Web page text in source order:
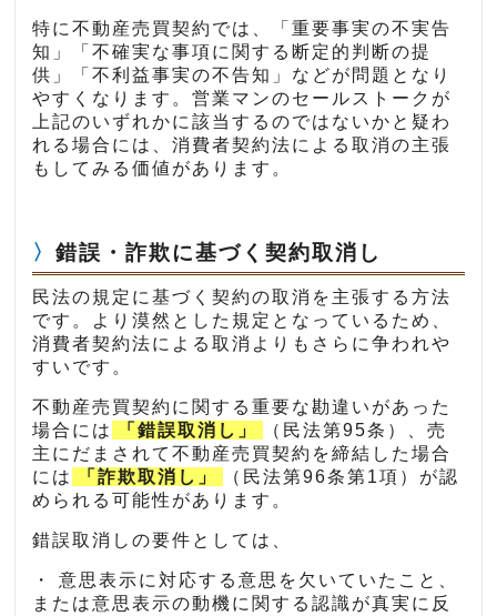
特に不動産売買契約では、「重要事実の不実告
知」「不確実な事項に関する断定的判断の提
供」「不利益事実の不告知」などが問題となり
やすくなります。営業マンのセールストークが
上記のいずれかに該当するのではないかと疑わ
れる場合には、消費者契約法による取消の主張
もしてみる価値があります。
錯誤・詐欺に基づく契約取消し
民法の規定に基づく契約の取消を主張する方法
です。より漠然とした規定となっているため、
消費者契約法による取消よりもさらに争われや
すいです。
不動産売買契約に関する重要な勘違いがあった
場合には
「錯誤取消し」
（民法第95条）、売
主にだまされて不動産売買契約を締結した場合
には
「詐欺取消し」
（民法第96条第1項）が認
められる可能性があります。
錯誤取消しの要件としては、
・ 意思表示に対応する意思を欠いていたこと、
または意思表示の動機に関する認識が真実に反